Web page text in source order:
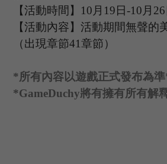
【活動時間】 10 月 19 日-10 月 26
【活動內容】活動期間無聲的
（出現章節41章節）
*所有內容以遊戲正式發布為準
*GameDuchy將有擁有所有解